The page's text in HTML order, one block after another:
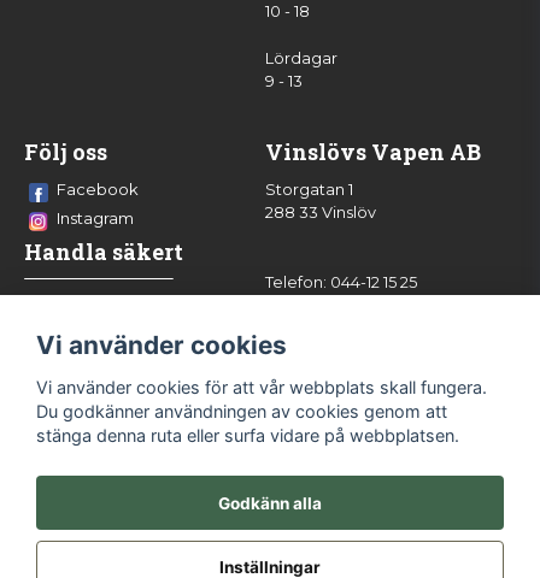
10 - 18
Lördagar
9 - 13
Följ oss
Facebook
Instagram
Handla säkert
Vinslövs Vapen AB
Storgatan 1
288 33 Vinslöv
Telefon: 044-12 15 25
Vi använder cookies
Vi använder cookies för att vår webbplats skall fungera.
Du godkänner användningen av cookies genom att
stänga denna ruta eller surfa vidare på webbplatsen.
Godkänn alla
Inställningar